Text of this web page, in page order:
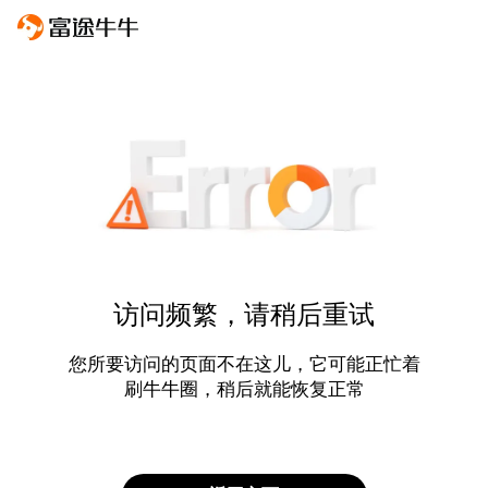
访问频繁，请稍后重试
您所要访问的页面不在这儿，它可能正忙着
刷牛牛圈，稍后就能恢复正常